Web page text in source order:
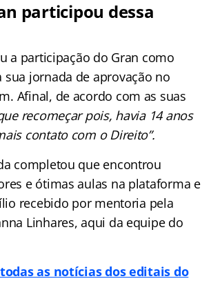
participou dessa
a participação do Gran como
jornada de aprovação no
Afinal, de acordo com as suas
recomeçar pois, havia 14 anos
contato com o Direito”.
completou que encontrou
e ótimas aulas na plataforma e
recebido por mentoria pela
Linhares, aqui da equipe do
as notícias dos editais do